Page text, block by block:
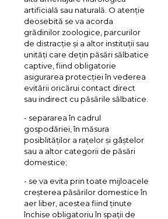
artificială sau naturală. O atenție
deosebită se va acorda
grădinilor zoologice, parcurilor
de distracție și a altor instituții sau
unități care dețin păsări sălbatice
captive, fiind obligatorie
asigurarea protecției în vederea
evitării oricărui contact direct
sau indirect cu păsările sălbatice.
- separarea în cadrul
gospodăriei, în măsura
posiblităților a rațelor și gâștelor
sau a altor categorii de păsări
domestice;
- se va evita prin toate mijloacele
creșterea păsărilor domestice în
aer liber, acestea fiind ținute
închise obligatoriu în spații de